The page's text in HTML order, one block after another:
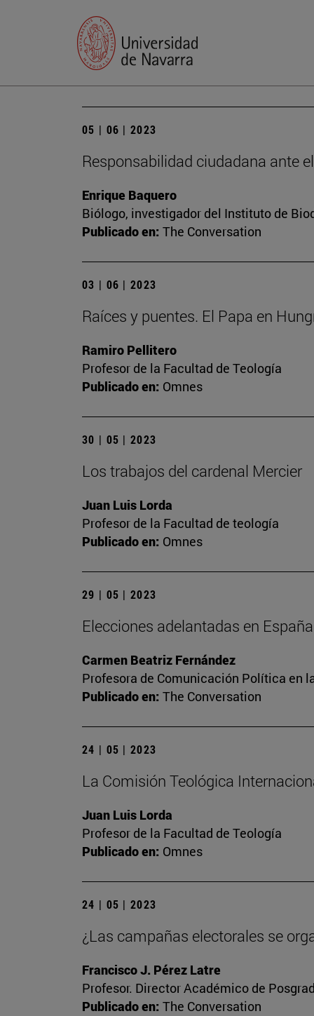
05 | 06 | 2023
Responsabilidad ciudadana ante
Enrique Baquero
Biólogo, investigador del Instituto de
Publicado en: The Conversation
03 | 06 | 2023
Raíces y puentes. El Papa en
Ramiro Pellitero
Profesor de la Facultad de Teología
Publicado en: Omnes
30 | 05 | 2023
Los trabajos del cardenal Mercier
Juan Luis Lorda
Profesor de la Facultad de teología
Publicado en: Omnes
29 | 05 | 2023
Elecciones adelantadas en
Carmen Beatriz Fernández
Profesora de Comunicación Política en
Publicado en: The Conversation
24 | 05 | 2023
La Comisión Teológica
Juan Luis Lorda
Profesor de la Facultad de Teología
Publicado en: Omnes
24 | 05 | 2023
¿Las campañas electorales se
Francisco J. Pérez Latre
Profesor. Director Académico de
Publicado en: The Conversation